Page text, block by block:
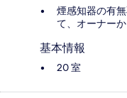
煙感知器の有
て、オーナー
基本情報
20 室